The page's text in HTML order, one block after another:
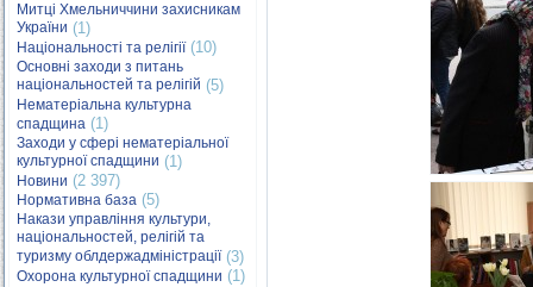
Митці Хмельниччини захисникам
України (1)
Національності та релігії(10)
Основні заходи з питань
національностей та релігій (5)
Нематеріальна культурна
спадщина (1)
Заходи у сфері нематеріальної
культурної спадщини (1)
Новини (2 397)
Нормативна база (5)
Накази управління культури,
національностей, релігій та
туризму облдержадміністрації(3)
Охорона культурної спадщини (1)